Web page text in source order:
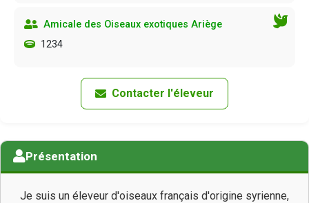
Amicale des Oiseaux exotiques Ariège
1234
Contacter l'éleveur
Présentation
Je suis un éleveur d'oiseaux français d'origine syrienne,